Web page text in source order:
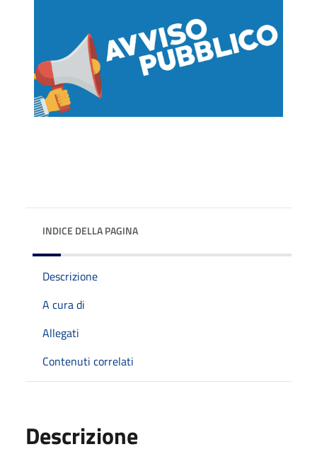
INDICE DELLA PAGINA
Descrizione
A cura di
Allegati
Contenuti correlati
Descrizione